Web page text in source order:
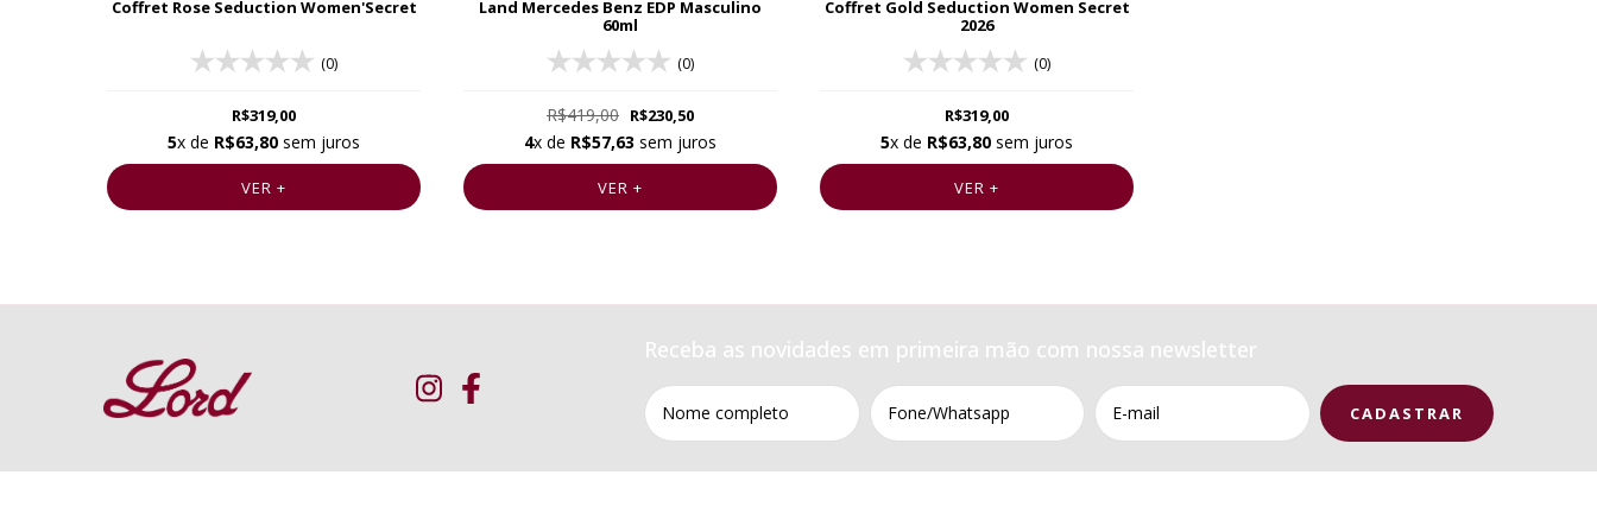
Coffret Rose Seduction Women'Secret
(0)
R$319,00
5x de R$63,80 sem juros
VER +
Land Mercedes Benz EDP Masculino
60ml
(0)
R$419,00 R$230,50
4x de R$57,63 sem juros
VER +
Coffret Gold Seduction Women Secret
2026
(0)
R$319,00
5x de R$63,80 sem juros
VER +
Receba as novidades em primeira mão com nossa newsletter